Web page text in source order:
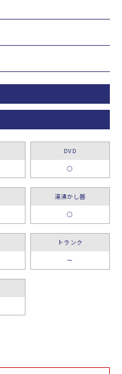
DVD
○
湯沸かし器
○
トランク
ー